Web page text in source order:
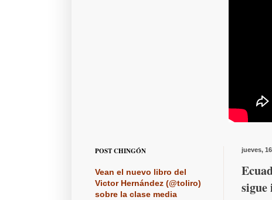
jueves,
POST CHINGÓN
Vean el nuevo libro del
Victor Hernández (@toliro)
sobre la clase media